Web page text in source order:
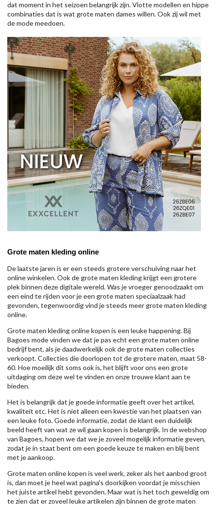
dat moment in het seizoen belangrijk zijn. Vlotte modellen en hippe
combinaties dat is wat grote maten dames willen. Ook zij wil met
de mode meedoen.
Grote maten kleding online
De laatste jaren is er een steeds grotere verschuiving naar het
online winkelen. Ook de grote maten kleding krijgt een grotere
plek binnen deze digitale wereld. Was je vroeger genoodzaakt om
een eind te rijden voor je een grote maten speciaalzaak had
gevonden, tegenwoordig vind je steeds meer grote maten kleding
online.
Grote maten kleding online kopen is een leuke happening. Bij
Bagoes mode vinden we dat je pas echt een grote maten online
bedrijf bent, als je daadwerkelijk ook de grote maten collecties
verkoopt. Collecties die doorlopen tot de grotere maten, maat 58-
60. Hoe moeilijk dit soms ook is, het blijft voor ons een grote
uitdaging om deze wel te vinden en onze trouwe klant aan te
bieden.
Het is belangrijk dat je goede informatie geeft over het artikel,
kwaliteit etc. Het is niet alleen een kwestie van het plaatsen van
een leuke foto. Goede informatie, zodat de klant een duidelijk
beeld heeft van wat ze wil gaan kopen is belangrijk. In de webshop
van Bagoes, hopen we dat we je zoveel mogelijk informatie geven,
zodat je in staat bent om een goede keuze te maken en blij bent
met je aankoop.
Grote maten online kopen is veel werk, zeker als het aanbod groot
is, dan moet je heel wat pagina's doorkijken voordat je misschien
het juiste artikel hebt gevonden. Maar wat is het toch geweldig om
te zien dat er zoveel leuke artikelen zijn binnen de grote maten